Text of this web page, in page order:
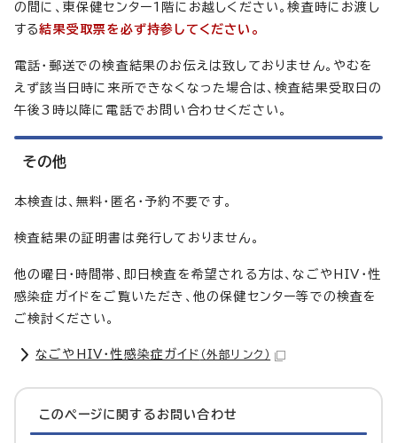
の間に、東保健センター1階にお越しください。検査時にお渡し
する結果受取票を必ず持参してください。
電話・郵送での検査結果のお伝えは致しておりません。やむを
えず該当日時に来所できなくなった場合は、検査結果受取日の
午後3時以降に電話でお問い合わせください。
その他
本検査は、無料・匿名・予約不要です。
検査結果の証明書は発行しておりません。
他の曜日・時間帯、即日検査を希望される方は、なごやHIV・性
感染症ガイドをご覧いただき、他の保健センター等での検査を
ご検討ください。
なごやHIV・性感染症ガイド （外部リンク）
このページに関する お問い合わせ